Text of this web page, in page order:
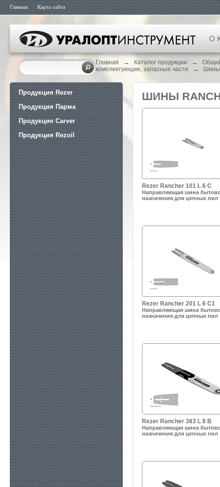
Главная Карта сайта
О
Главная → Каталог продукции →
комплектующие, запасные части
→
Продукция Rezer
Продукция Парма
Продукция Carver
Продукция Rezoil
ШИНЫ
Rezer Rancher 101 L 6 C
Направляющая шина
назначения для цепных пил
Rezer Rancher 201 L 6 C1
Направляющая шина
назначения для цепных пил
Rezer Rancher 383 L 8 B
Направляющая шина
назначения для цепных пил